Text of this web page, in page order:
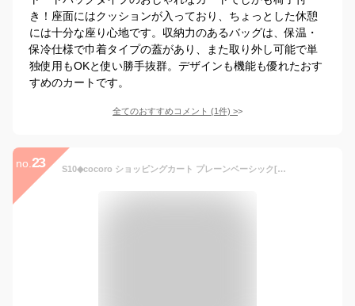
き！座面にはクッションが入っており、ちょっとした休憩
には十分な座り心地です。収納力のあるバッグは、保温・
保冷仕様で巾着タイプの蓋があり、また取り外し可能で単
独使用もOKと使い勝手抜群。デザインも機能も優れたおす
すめのカートです。
全てのおすすめコメント (1件) >
no. 23 S10◆cocoro ショッピングカート プレーンベーシック[買い物 カート ショッピング ショッピングバッグ 折りたたみ 折り畳み おしゃれ 大容量 軽量 キャリーカート キャリーバッグ クーラーバッグ 母の日 キャリー エコバッグ 保冷カート キャスター付き] 即納